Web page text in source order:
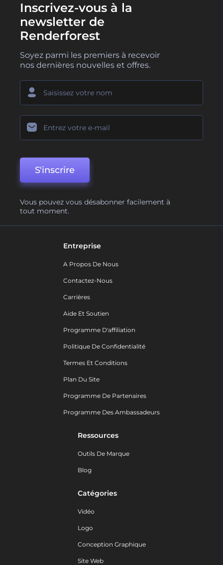
Inscrivez-vous à la
newsletter de
Renderforest
Soyez parmi les premiers à recevoir
nos dernières nouvelles et offres.
S'inscrire
Vous pouvez vous désabonner facilement à
tout moment.
Entreprise
A Propos De Nous
Contactez-Nous
Carrières
Aide Et Soutien
Programme D'affiliation
Politique De Confidentialité
Termes Et Conditions
Plan Du Site
Programme De Partenaires
Programme Des Ambassadeurs
Ressources
Outils De Marque
Blog
Catégories
Vidéo
Logo
Conception Graphique
Site Web